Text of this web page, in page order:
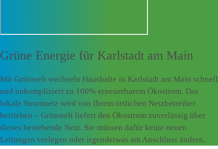
Grüne Energie für Karlstadt am Main
Mit Grünwelt wechseln Haushalte in Karlstadt am Main schnell
und unkompliziert zu 100% erneuerbarem Ökostrom. Das
lokale Stromnetz wird von Ihrem örtlichen Netzbetreiber
betrieben – Grünwelt liefert den Ökostrom zuverlässig über
dieses bestehende Netz. Sie müssen dafür keine neuen
Leitungen verlegen oder irgendetwas am Anschluss ändern.